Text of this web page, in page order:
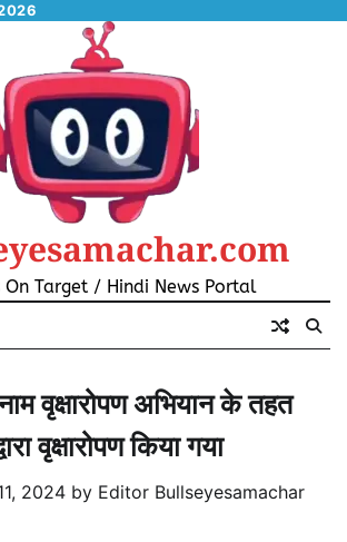
Target / Hindi News Portal
वृक्षारोपण अभियान के तहत
वृक्षारोपण किया गया
2024 by Editor Bullseyesamachar